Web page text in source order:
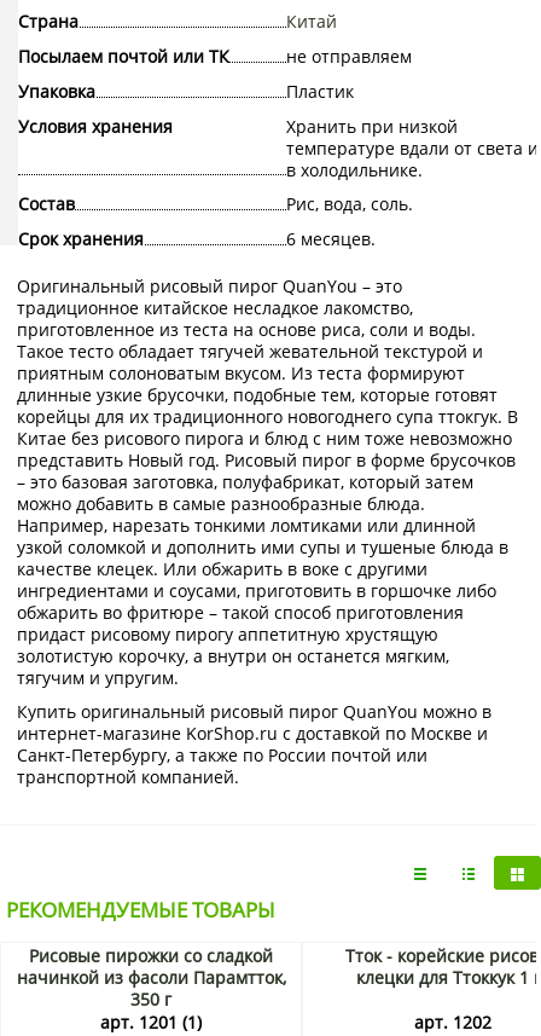
Страна
Китай
Посылаем почтой или ТК
не отправляем
Упаковка
Пластик
Условия хранения
Хранить при низкой
температуре вдали от света и
в холодильнике.
Состав
Рис, вода, соль.
Срок хранения
6 месяцев.
Оригинальный рисовый пирог QuanYou – это
традиционное китайское несладкое лакомство,
приготовленное из теста на основе риса, соли и воды.
Такое тесто обладает тягучей жевательной текстурой и
приятным солоноватым вкусом. Из теста формируют
длинные узкие брусочки, подобные тем, которые готовят
корейцы для их традиционного новогоднего супа ттокгук. В
Китае без рисового пирога и блюд с ним тоже невозможно
представить Новый год. Рисовый пирог в форме брусочков
– это базовая заготовка, полуфабрикат, который затем
можно добавить в самые разнообразные блюда.
Например, нарезать тонкими ломтиками или длинной
узкой соломкой и дополнить ими супы и тушеные блюда в
качестве клецек. Или обжарить в воке с другими
ингредиентами и соусами, приготовить в горшочке либо
обжарить во фритюре – такой способ приготовления
придаст рисовому пирогу аппетитную хрустящую
золотистую корочку, а внутри он останется мягким,
тягучим и упругим.
Купить оригинальный рисовый пирог QuanYou можно в
интернет-магазине KorShop.ru с доставкой по Москве и
Санкт-Петербургу, а также по России почтой или
транспортной компанией.
РЕКОМЕНДУЕМЫЕ ТОВАРЫ
Рисовые пирожки со сладкой
начинкой из фасоли Парамтток,
350 г
арт. 1201 (1)
Тток - корейские
клецки для Ттоккук 1
арт. 1202